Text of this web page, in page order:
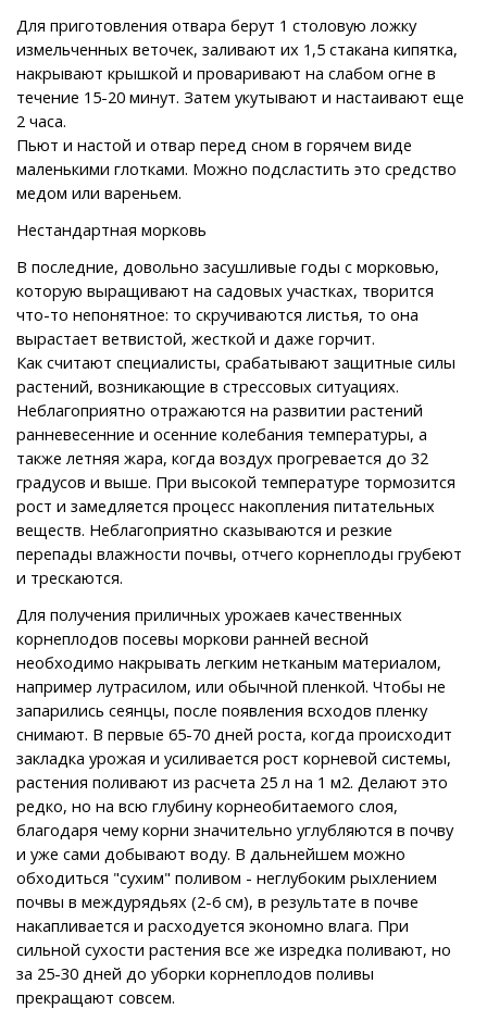
Для приготовления отвара берут 1 столовую ложку
измельченных веточек, заливают их 1,5 стакана кипятка,
накрывают крышкой и проваривают на слабом огне в
течение 15-20 минут. Затем укутывают и настаивают еще
2 часа.
Пьют и настой и отвар перед сном в горячем виде
маленькими глотками. Можно подсластить это средство
медом или вареньем.
Нестандартная морковь
В последние, довольно засушливые годы с морковью,
которую выращивают на садовых участках, творится
что-то непонятное: то скручиваются листья, то она
вырастает ветвистой, жесткой и даже горчит.
Как считают специалисты, срабатывают защитные силы
растений, возникающие в стрессовых ситуациях.
Неблагоприятно отражаются на развитии растений
ранневесенние и осенние колебания температуры, а
также летняя жара, когда воздух прогревается до 32
градусов и выше. При высокой температуре тормозится
рост и замедляется процесс накопления питательных
веществ. Неблагоприятно сказываются и резкие
перепады влажности почвы, отчего корнеплоды грубеют
и трескаются.
Для получения приличных урожаев качественных
корнеплодов посевы моркови ранней весной
необходимо накрывать легким нетканым материалом,
например лутрасилом, или обычной пленкой. Чтобы не
запарились сеянцы, после появления всходов пленку
снимают. В первые 65-70 дней роста, когда происходит
закладка урожая и усиливается рост корневой системы,
растения поливают из расчета 25 л на 1 м2. Делают это
редко, но на всю глубину корнеобитаемого слоя,
благодаря чему корни значительно углубляются в почву
и уже сами добывают воду. В дальнейшем можно
обходиться "сухим" поливом - неглубоким рыхлением
почвы в междурядьях (2-6 см), в результате в почве
накапливается и расходуется экономно влага. При
сильной сухости растения все же изредка поливают, но
за 25-30 дней до уборки корнеплодов поливы
прекращают совсем.